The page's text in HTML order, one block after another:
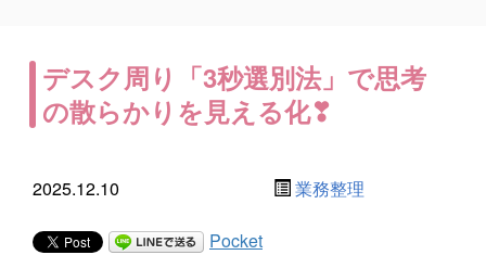
デスク周り「3秒選別法」で思考
の散らかりを見える化❣
2025.12.10 業務整理
Pocket